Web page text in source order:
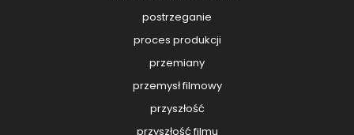
postrzeganie
proces produkcji
przemiany
przemysł filmowy
przyszłość
przyszłość filmu